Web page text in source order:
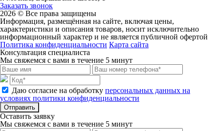
Заказать звонок
2026 © Все права защищены
Информация, размещённая на сайте, включая цены,
характеристики и описания товаров, носит исключительно
информационный характер и не является публичной офертой
Политика конфиденциальности Карта сайта
Консультация специалиста
Мы свяжемся с вами в течение 5 минут
Даю согласие на обработку персональных данных на
условиях политики конфиденциальности
Отправить
Оставить заявку
Мы свяжемся с вами в течение 5 минут